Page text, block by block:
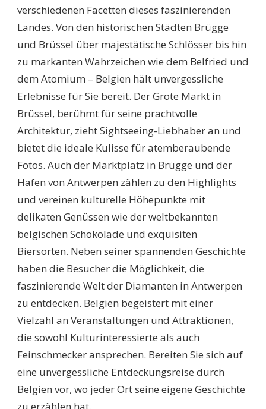
verschiedenen Facetten dieses faszinierenden
Landes. Von den historischen Städten Brügge
und Brüssel über majestätische Schlösser bis hin
zu markanten Wahrzeichen wie dem Belfried und
dem Atomium – Belgien hält unvergessliche
Erlebnisse für Sie bereit. Der Grote Markt in
Brüssel, berühmt für seine prachtvolle
Architektur, zieht Sightseeing-Liebhaber an und
bietet die ideale Kulisse für atemberaubende
Fotos. Auch der Marktplatz in Brügge und der
Hafen von Antwerpen zählen zu den Highlights
und vereinen kulturelle Höhepunkte mit
delikaten Genüssen wie der weltbekannten
belgischen Schokolade und exquisiten
Biersorten. Neben seiner spannenden Geschichte
haben die Besucher die Möglichkeit, die
faszinierende Welt der Diamanten in Antwerpen
zu entdecken. Belgien begeistert mit einer
Vielzahl an Veranstaltungen und Attraktionen,
die sowohl Kulturinteressierte als auch
Feinschmecker ansprechen. Bereiten Sie sich auf
eine unvergessliche Entdeckungsreise durch
Belgien vor, wo jeder Ort seine eigene Geschichte
zu erzählen hat.